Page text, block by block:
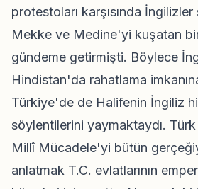
protestoları karşısında
Mekke ve Medine'yi kuşatan
gündeme getirmişti. Böylece
Hindistan'da rahatlama
Türkiye'de de Halifenin İngiliz
söylentilerini yaymaktaydı. Türk
Millî Mücadele'yi bütün
anlatmak T.C. evlatlarının